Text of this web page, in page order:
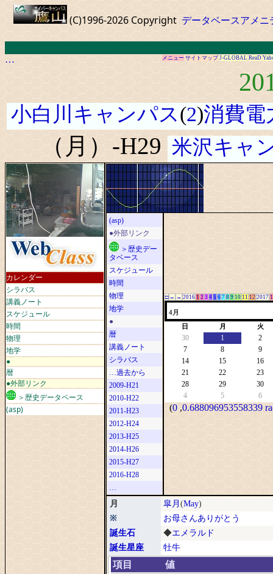
(C)1996-2026 Copyright データベースアメニ
… メニュー サイトマップ J-GLOBAL ReaD
小白川キャンパス(2)消費電
（月）-H29 米沢キャ
カレンダー
シラバス
講義ノート
スケジュール
時間
物理
地学
●
暦
●外部リンク
＞歴史データベース
(asp)
(asp)
●外部リンク
＞歴史デー
タベース
スケジュール
時間
物理
地学
●
暦
講義ノート
シラバス
…過去から
2009-H21
2010-H22
2011-H23
2012-H24
2013-H25
2014-H26
2015-H27
2016-H28
…
□ ← → 2016 1 2 3 4 5 6 7 8 9 10 11 12 2017 1
4月
日 月 火
30 1
2
7
8
9
14
15
16
21
22
23
28
29
30
4
5 6
(0 ,0.688096953558339
月 皐月 (May)
※
お母さんありがとう
誕生石
◆エメラルド
誕生星座
牡牛
項目
値